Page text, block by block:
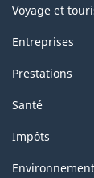
Voyage et
Entreprises
Prestations
Santé
Impôts